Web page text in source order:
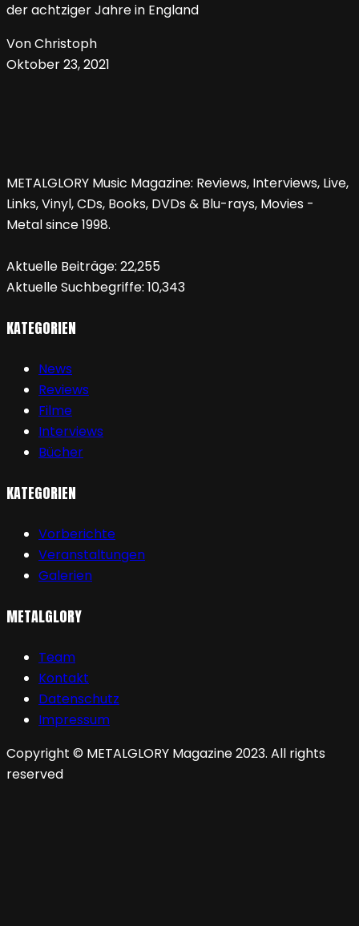
der achtziger Jahre in England
Von Christoph
Oktober 23, 2021
METALGLORY Music Magazine: Reviews, Interviews, Live,
Links, Vinyl, CDs, Books, DVDs & Blu-rays, Movies -
Metal since 1998.
Aktuelle Beiträge: 22,255
Aktuelle Suchbegriffe: 10,343
KATEGORIEN
News
Reviews
Filme
Interviews
Bücher
KATEGORIEN
Vorberichte
Veranstaltungen
Galerien
METALGLORY
Team
Kontakt
Datenschutz
Impressum
Copyright © METALGLORY Magazine 2023. All rights
reserved